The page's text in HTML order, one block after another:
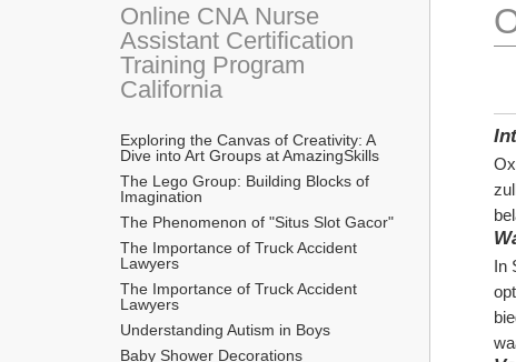
Online CNA Nurse
Assistant Certification
Training Program
California
Exploring the Canvas of Creativity: A
Dive into Art Groups at AmazingSkills
The Lego Group: Building Blocks of
Imagination
The Phenomenon of "Situs Slot Gacor"
The Importance of Truck Accident
Lawyers
The Importance of Truck Accident
Lawyers
Understanding Autism in Boys
Baby Shower Decorations
In